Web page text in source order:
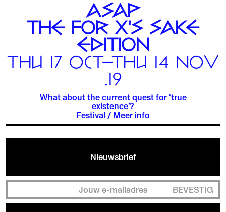
ASAP
THE FOR X'S SAKE
EDITION
THU 17 OCT—THU 14 NOV
.19
What about the current quest for ‘true
existence’?
Festival / Meer info
Nieuwsbrief
BEVESTIG